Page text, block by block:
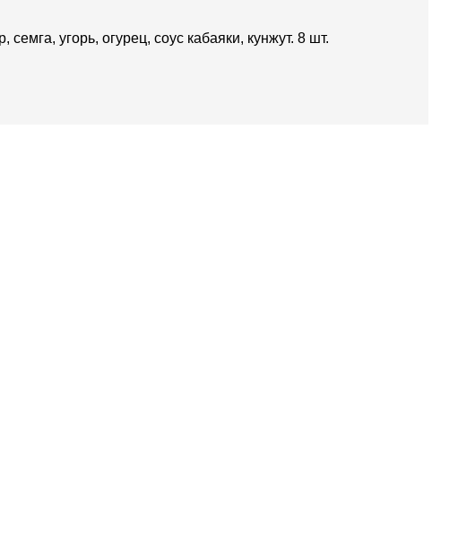
семга, угорь, огурец, соус кабаяки, кунжут. 8 шт.